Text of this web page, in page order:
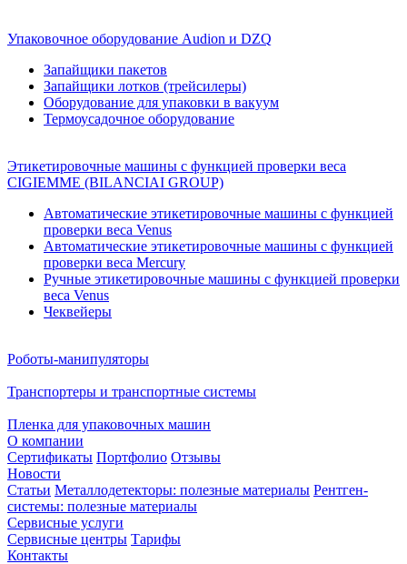
Упаковочное оборудование Audion и DZQ
Запайщики пакетов
Запайщики лотков (трейсилеры)
Оборудование для упаковки в вакуум
Термоусадочное оборудование
Этикетировочные машины с функцией проверки веса
CIGIEMME (BILANCIAI GROUP)
Автоматические этикетировочные машины с функцией
проверки веса Venus
Автоматические этикетировочные машины с функцией
проверки веса Mercury
Ручные этикетировочные машины с функцией проверки
веса Venus
Чеквейеры
Роботы-манипуляторы
Транспортеры и транспортные системы
Пленка для упаковочных машин
О компании
Сертификаты Портфолио Отзывы
Новости
Статьи Металлодетекторы: полезные материалы Рентген-
системы: полезные материалы
Сервисные услуги
Сервисные центры Тарифы
Контакты